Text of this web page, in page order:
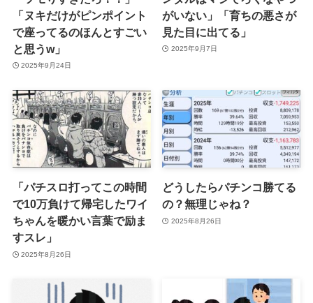
「ヌキだけがピンポイント
で座ってるのほんとすごい
と思うw」
2025年9月24日
がいない」「育ちの悪さが
見た目に出てる」
2025年9月7日
「パチスロ打ってこの時間
で10万負けて帰宅したワイ
ちゃんを暖かい言葉で励ま
すスレ」
2025年8月26日
どうしたらパチンコ勝てる
の？無理じゃね？
2025年8月26日